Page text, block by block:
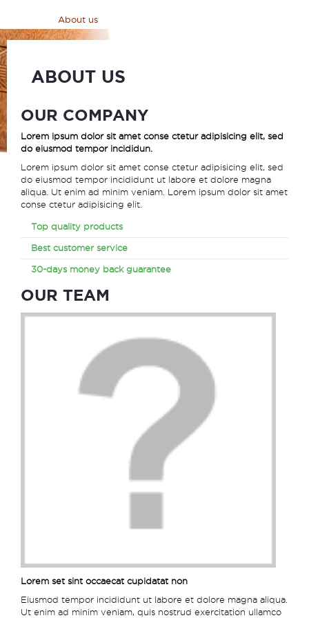
About us
ABOUT US
OUR COMPANY
Lorem ipsum dolor sit amet conse ctetur adipisicing elit, sed
do eiusmod tempor incididun.
Lorem ipsum dolor sit amet conse ctetur adipisicing elit, sed
do eiusmod tempor incididunt ut labore et dolore magna
aliqua. Ut enim ad minim veniam. Lorem ipsum dolor sit amet
conse ctetur adipisicing elit.
Top quality products
Best customer service
30-days money back guarantee
OUR TEAM
Lorem set sint occaecat cupidatat non
Eiusmod tempor incididunt ut labore et dolore magna aliqua.
Ut enim ad minim veniam, quis nostrud exercitation ullamco